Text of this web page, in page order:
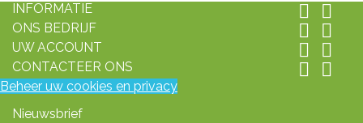
INFORMATIE
 
ONS BEDRIJF  
UW ACCOUNT  
CONTACTEER ONS  
Beheer uw cookies en privacy
Nieuwsbrief